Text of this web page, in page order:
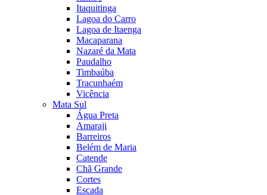
Itaquitinga
Lagoa do Carro
Lagoa de Itaenga
Macaparana
Nazaré da Mata
Paudalho
Timbaúba
Tracunhaém
Vicência
Mata Sul
Água Preta
Amaraji
Barreiros
Belém de Maria
Catende
Chã Grande
Cortes
Escada